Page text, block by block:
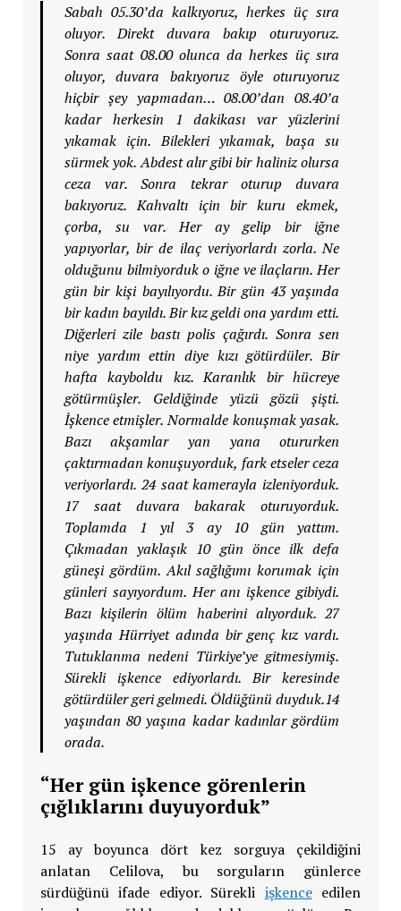
Sabah 05.30’da kalkıyoruz, herkes üç sıra
oluyor. Direkt duvara bakıp oturuyoruz.
Sonra saat 08.00 olunca da herkes üç sıra
oluyor, duvara bakıyoruz öyle oturuyoruz
hiçbir şey yapmadan… 08.00’dan 08.40’a
kadar herkesin 1 dakikası var yüzlerini
yıkamak için. Bilekleri yıkamak, başa su
sürmek yok. Abdest alır gibi bir haliniz olursa
ceza var. Sonra tekrar oturup duvara
bakıyoruz. Kahvaltı için bir kuru ekmek,
çorba, su var. Her ay gelip bir iğne
yapıyorlar, bir de ilaç veriyorlardı zorla. Ne
olduğunu bilmiyorduk o iğne ve ilaçların. Her
gün bir kişi bayılıyordu. Bir gün 43 yaşında
bir kadın bayıldı. Bir kız geldi ona yardım etti.
Diğerleri zile bastı polis çağırdı. Sonra sen
niye yardım ettin diye kızı götürdüler. Bir
hafta kayboldu kız. Karanlık bir hücreye
götürmüşler. Geldiğinde yüzü gözü şişti.
İşkence etmişler. Normalde konuşmak yasak.
Bazı akşamlar yan yana otururken
çaktırmadan konuşuyorduk, fark etseler ceza
veriyorlardı. 24 saat kamerayla izleniyorduk.
17 saat duvara bakarak oturuyorduk.
Toplamda 1 yıl 3 ay 10 gün yattım.
Çıkmadan yaklaşık 10 gün önce ilk defa
güneşi gördüm. Akıl sağlığımı korumak için
günleri sayıyordum. Her anı işkence gibiydi.
Bazı kişilerin ölüm haberini alıyorduk. 27
yaşında Hürriyet adında bir genç kız vardı.
Tutuklanma nedeni Türkiye’ye gitmesiymiş.
Sürekli işkence ediyorlardı. Bir keresinde
götürdüler geri gelmedi. Öldüğünü duyduk.14
yaşından 80 yaşına kadar kadınlar gördüm
orada.
“Her gün işkence görenlerin
çığlıklarını duyuyorduk”
15 ay boyunca dört kez sorguya çekildiğini
anlatan Celilova, bu sorguların günlerce
sürdüğünü ifade ediyor. Sürekli işkenceedilen